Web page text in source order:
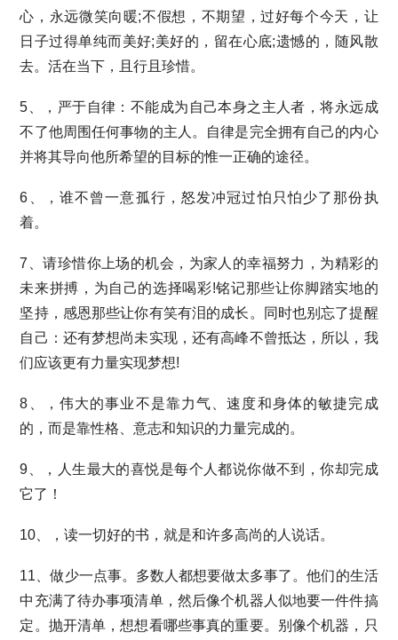
心，永远微笑向暖;不假想，不期望，过好每个今天，让
日子过得单纯而美好;美好的，留在心底;遗憾的，随风散
去。活在当下，且行且珍惜。
5、，严于自律：不能成为自己本身之主人者，将永远成
不了他周围任何事物的主人。自律是完全拥有自己的内心
并将其导向他所希望的目标的惟一正确的途径。
6、，谁不曾一意孤行，怒发冲冠过怕只怕少了那份执
着。
7、请珍惜你上场的机会，为家人的幸福努力，为精彩的
未来拼搏，为自己的选择喝彩!铭记那些让你脚踏实地的
坚持，感恩那些让你有笑有泪的成长。同时也别忘了提醒
自己：还有梦想尚未实现，还有高峰不曾抵达，所以，我
们应该更有力量实现梦想!
8、，伟大的事业不是靠力气、速度和身体的敏捷完成
的，而是靠性格、意志和知识的力量完成的。
9、，人生最大的喜悦是每个人都说你做不到，你却完成
它了！
10、，读一切好的书，就是和许多高尚的人说话。
11、做少一点事。多数人都想要做太多事了。他们的生活
中充满了待办事项清单，然后像个机器人似地要一件件搞
定。抛开清单，想想看哪些事真的重要。别像个机器，只